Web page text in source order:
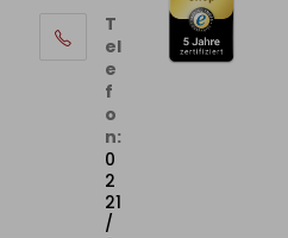
T
el
e
f
o
n:
0
2
21
/